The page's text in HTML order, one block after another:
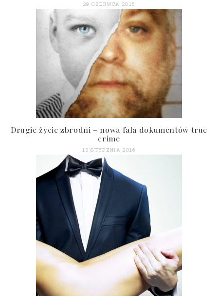
29 CZERWCA 2016
Drugie życie zbrodni – nowa fala dokumentów true
crime
18 STYCZNIA 2016